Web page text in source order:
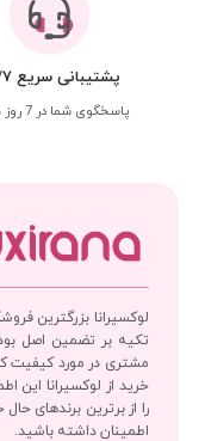
پشتیبانی سریع 24/7
پاسخگوی شما در 7 روز هفته
لوکسیرانا بزرگترین
تکیه بر تضمین اصل
مشتری در مورد کیفیت
خرید از لوکسیرانا این
را از برترین برندهای حال
اطمینان داشته باشید.